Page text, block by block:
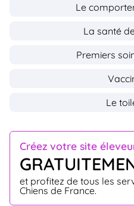
Créez votre site
et profitez de tous les
Chiens de France.
Le
La santé
Premiers
Le